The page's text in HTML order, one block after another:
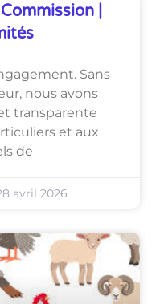
|
Sans
nous avons
transparente
et aux
de
avril 2026